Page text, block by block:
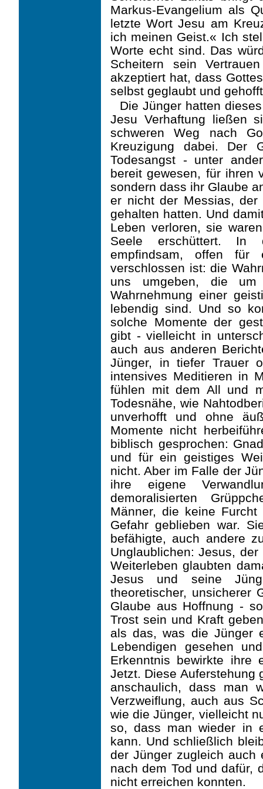
Markus-Evangelium als
letzte Wort Jesu am
ich meinen Geist.« Ich
Worte echt sind. Das
Scheitern sein
akzeptiert hat, dass
selbst geglaubt und
Die Jünger hatten
Jesu Verhaftung ließen
schweren Weg nach
Kreuzigung dabei. Der
Todesangst - unter
bereit gewesen, für ihren
sondern dass ihr Glaube
er nicht der Messias,
gehalten hatten. Und
Leben verloren, sie
Seele erschüttert. In
empfindsam, offen für
verschlossen ist: die
uns umgeben, die
Wahrnehmung einer
lebendig sind. Und so
solche Momente der
gibt - vielleicht in
auch aus anderen
Jünger, in tiefer Trauer
intensives Meditieren in
fühlen mit dem All und
Todesnähe, wie
unverhofft und ohne
Momente nicht
biblisch gesprochen:
und für ein geistiges
nicht. Aber im Falle der
ihre eigene
demoralisierten
Männer, die keine
Gefahr geblieben war.
befähigte, auch andere
Unglaublichen: Jesus,
Weiterleben glaubten
Jesus und seine
theoretischer, unsicherer
Glaube aus Hoffnung -
Trost sein und Kraft
als das, was die Jünger
Lebendigen gesehen
Erkenntnis bewirkte ihre
Jetzt. Diese Auferstehung
anschaulich, dass man
Verzweiflung, auch aus
wie die Jünger, vielleicht
so, dass man wieder in
kann. Und schließlich
der Jünger zugleich
nach dem Tod und dafür,
nicht erreichen konnten.